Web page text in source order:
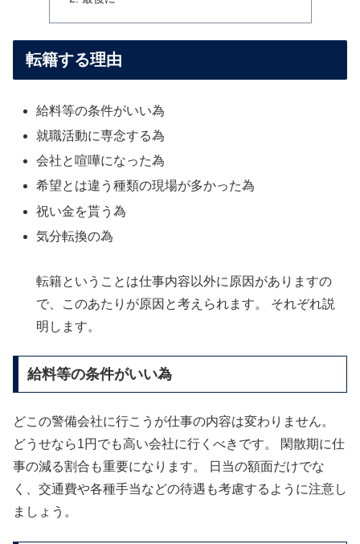
転籍する理由
給料等の条件がいい為
就職活動に専念する為
会社と喧嘩になった為
希望とは違う種類の現場が多かった為
祝い金を貰う為
気分転換の為
転籍ということは仕事内容以外に原因がありますの
で、このあたりが原因と考えられます。 それぞれ説
明します。
給料等の条件がいい為
どこの警備会社に行こうが仕事の内容は変わりません。
どうせなら1円でも高い会社に行くべきです。 閑散期に仕
事の減る割合も重要になります。 日当の額面だけでな
く、交通費や各種手当などの待遇も考慮するように注意し
ましょう。